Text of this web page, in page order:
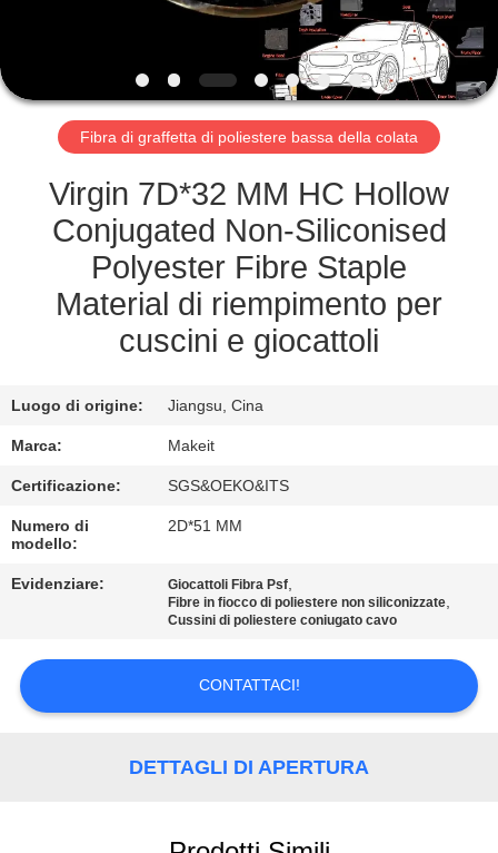
CONTROLLO
QUALITÀ
CONTATTICI
NOTIZIA
CASI
RICHIEDA
UNA
CITAZIONE
DEL
SITO
POLICY
Fibra di graffetta di poliestere bassa della colata
Virgin 7D*32 MM HC Hollow
Conjugated Non-Siliconised
Polyester Fibre Staple
Material di riempimento per
cuscini e giocattoli
Luogo di origine: Jiangsu, Cina
Marca: Makeit
Certificazione: SGS&OEKO&ITS
Numero di
modello:
2D*51 MM
Evidenziare: Giocattoli Fibra Psf,
Fibre in fiocco di poliestere non siliconizzate,
Cussini di poliestere coniugato cavo
CONTATTACI!
DETTAGLI DI APERTURA